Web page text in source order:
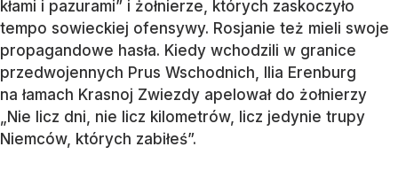
kłami i pazurami” i żołnierze, których zaskoczyło
tempo sowieckiej ofensywy. Rosjanie też mieli swoje
propagandowe hasła. Kiedy wchodzili w granice
przedwojennych Prus Wschodnich, Ilia Erenburg
na łamach Krasnoj Zwiezdy apelował do żołnierzy
„Nie licz dni, nie licz kilometrów, licz jedynie trupy
Niemców, których zabiłeś”.